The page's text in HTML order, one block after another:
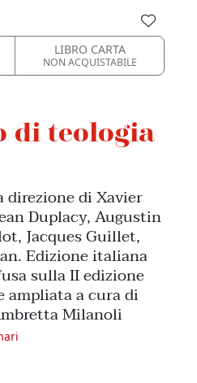
LIBRO CARTA
NON ACQUISTABILE
di teologia
di Xavier
Duplacy, Augustin
Jacques Guillet,
Edizione italiana
sulla II edizione
ampliata a cura di
Milanoli